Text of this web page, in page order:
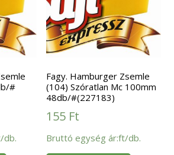
#
db.
Fagy. Hamburger Zsemle
(104) Szóratlan Mc 100mm
48db/#(227183)
155 Ft
Bruttó egység ár:ft/db.